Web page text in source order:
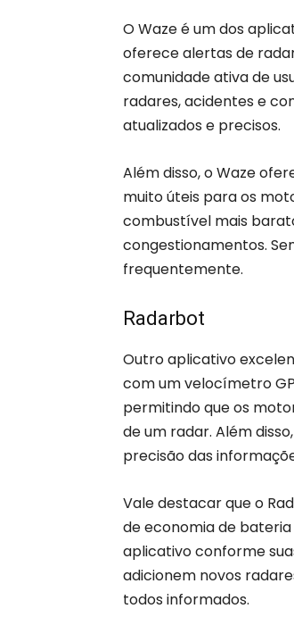
O Waze é um dos
oferece alertas de
comunidade ativa de
radares, acidentes e
atualizados e precisos.
Além disso, o Waze
muito úteis para os
combustível mais
congestionamentos.
frequentemente.
Radarbot
Outro aplicativo
com um velocímetro
permitindo que os
de um radar. Além
precisão das
Vale destacar que o
de economia de
aplicativo conforme
adicionem novos
todos informados.